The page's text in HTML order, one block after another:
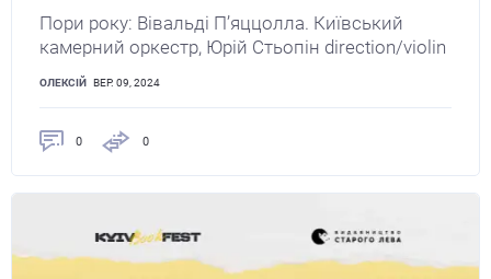
Пори року: Вівальді П’яццолла. Київський
камерний оркестр, Юрій Стьопін direction/violin
ОЛЕКСІЙ ВЕР. 09, 2024
0 0